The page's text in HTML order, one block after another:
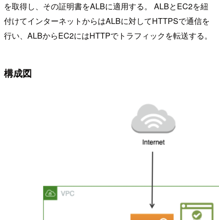
を取得し、その証明書をALBに適用する。 ALBとEC2を紐
付けてインターネットからはALBに対してHTTPSで通信を
行い、ALBからEC2にはHTTPでトラフィックを転送する。
構成図